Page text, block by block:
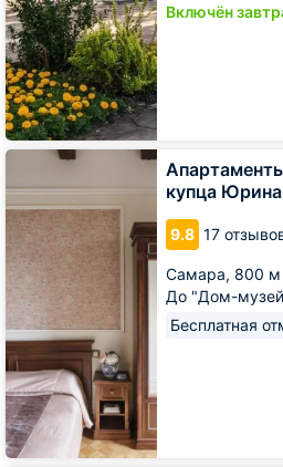
Включён
купца Юрина
9.8 17
Самара, 800 м
До "Дом-
Бесплатная
Апартаменты
дом
купца
Юрина